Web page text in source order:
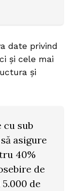
date privind
și cele mai
și
cu sub
asigure
40%
de
de